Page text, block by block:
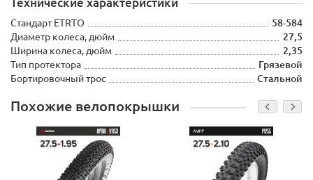
Технические характеристики
Стандарт ETRTO
58-584
Диаметр колеса, дюйм
27,5
Ширина колеса, дюйм
2,35
Тип протектора
Грязевой
Бортировочный трос
Стальной
Похожие велопокрышки